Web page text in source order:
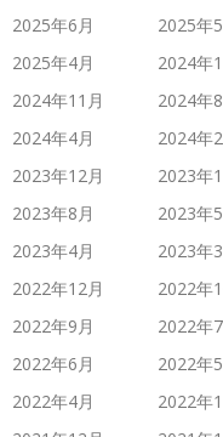
2025年6月
2025年
2025年4月
2024年
2024年11月
2024年
2024年4月
2024年
2023年12月
2023年
2023年8月
2023年
2023年4月
2023年
2022年12月
2022年
2022年9月
2022年
2022年6月
2022年
2022年4月
2022年